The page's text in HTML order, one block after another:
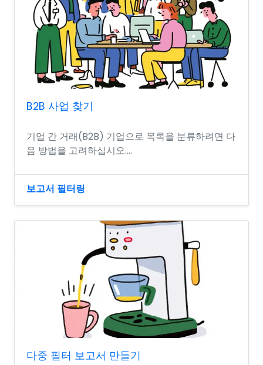
B2B 사업 찾기
기업 간 거래(B2B) 기업으로 목록을 분류하려면 다
음 방법을 고려하십시오....
보고서 필터링
다중 필터 보고서 만들기